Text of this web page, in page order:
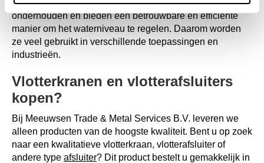
Vlotterkranen zijn eenvoudig te installeren, makkelijk te
onderhouden en bieden een betrouwbare en efficiënte
manier om het waterniveau te regelen. Daarom worden
ze veel gebruikt in verschillende toepassingen en
industrieën.
Vlotterkranen en vlotterafsluiters
kopen?
Bij Meeuwsen Trade & Metal Services B.V. leveren we
alleen producten van de hoogste kwaliteit. Bent u op zoek
naar een kwalitatieve vlotterkraan, vlotterafsluiter of
andere type afsluiter? Dit product bestelt u gemakkelijk in